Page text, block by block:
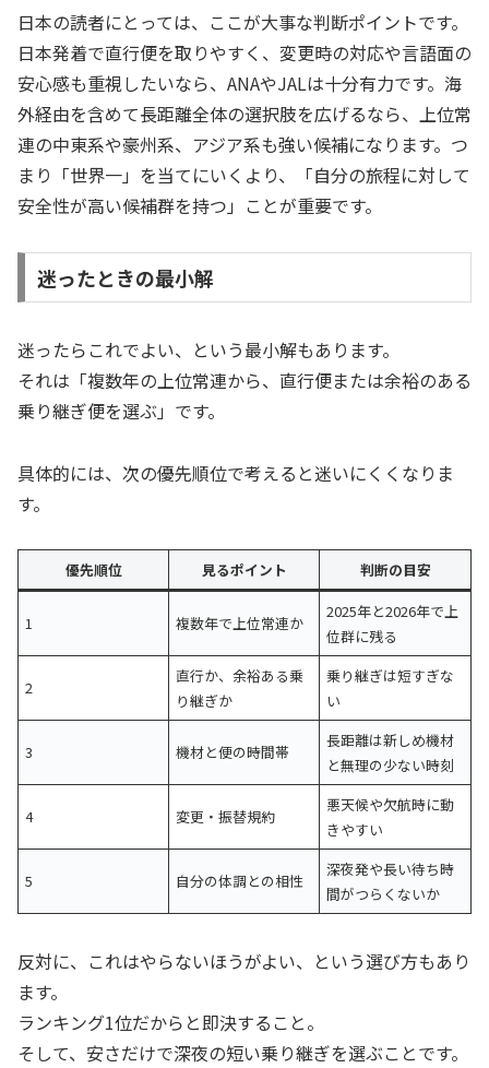
日本の読者にとっては、ここが大事な判断ポイントです。
日本発着で直行便を取りやすく、変更時の対応や言語面の
安心感も重視したいなら、ANAやJALは十分有力です。海
外経由を含めて長距離全体の選択肢を広げるなら、上位常
連の中東系や豪州系、アジア系も強い候補になります。つ
まり「世界一」を当てにいくより、「自分の旅程に対して
安全性が高い候補群を持つ」ことが重要です。
迷ったときの最小解
迷ったらこれでよい、という最小解もあります。
それは「複数年の上位常連から、直行便または余裕のある
乗り継ぎ便を選ぶ」です。
具体的には、次の優先順位で考えると迷いにくくなりま
す。
優先順位 見るポイント 判断の目安
1 複数年で上位常連か
2025年と2026年で上
位群に残る
2
直行か、余裕ある乗
り継ぎか
乗り継ぎは短すぎな
い
3 機材と便の時間帯
長距離は新しめ機材
と無理の少ない時刻
4 変更・振替規約
悪天候や欠航時に動
きやすい
5 自分の体調との相性
深夜発や長い待ち時
間がつらくないか
反対に、これはやらないほうがよい、という選び方もあり
ます。
ランキング1位だからと即決すること。
そして、安さだけで深夜の短い乗り継ぎを選ぶことです。